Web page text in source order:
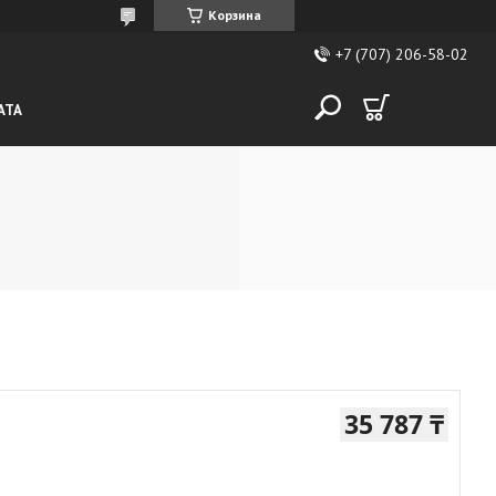
Корзина
+7 (707) 206-58-02
35 787 ₸